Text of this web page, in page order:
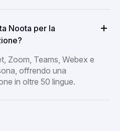
Noota per la
Zoom, Teams, Webex e
offrendo una
in oltre 50 lingue.